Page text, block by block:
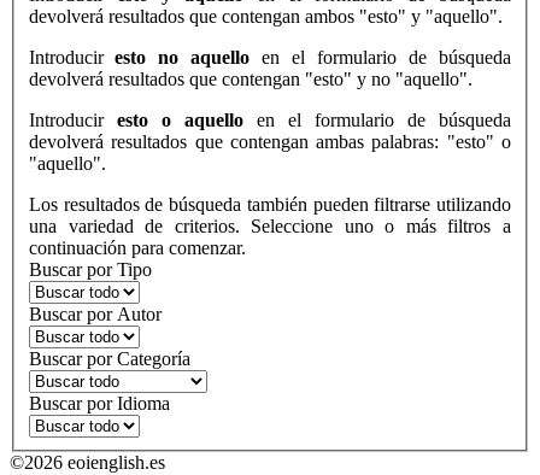
devolverá resultados que contengan ambos "esto" y "aquello".
Introducir esto no aquello en el formulario de búsqueda
devolverá resultados que contengan "esto" y no "aquello".
Introducir esto o aquello en el formulario de búsqueda
devolverá resultados que contengan ambas palabras: "esto" o
"aquello".
Los resultados de búsqueda también pueden filtrarse utilizando
una variedad de criterios. Seleccione uno o más filtros a
continuación para comenzar.
Buscar por Tipo
Buscar por Autor
Buscar por Categoría
Buscar por Idioma
©2026 eoienglish.es